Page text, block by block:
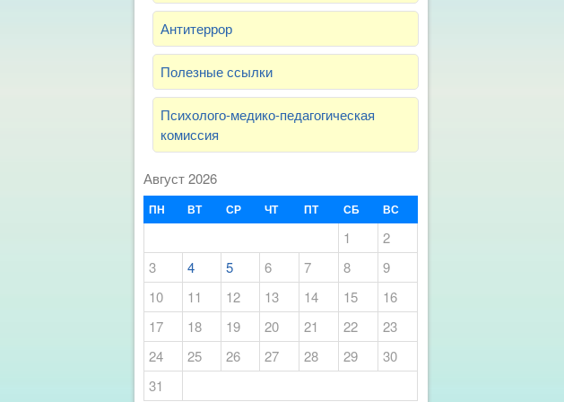
Антитеррор
Полезные ссылки
Психолого-медико-педагогическая
комиссия
Август 2026
ПН ВТ СР ЧТ ПТ СБ ВС
1
2
3
4 5 6 7 8
9
10
11 12 13 14 15
16
17
18 19 20 21 22
23
24
25 26 27 28 29
30
31